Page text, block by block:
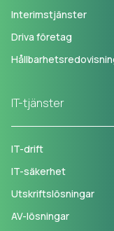
Interimstjänster
Driva företag
IT-tjänster
IT-drift
IT-säkerhet
Utskriftslösningar
AV-lösningar